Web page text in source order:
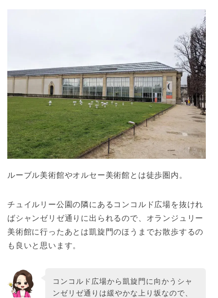
ルーブル美術館やオルセー美術館とは徒歩圏内。
チュイルリー公園の隣にあるコンコルド広場を抜けれ
ばシャンゼリゼ通りに出られるので、オランジュリー
美術館に行ったあとは凱旋門のほうまでお散歩するの
も良いと思います。
コンコルド広場から凱旋門に向かうシャ
ンゼリゼ通りは緩やかな上り坂なので、